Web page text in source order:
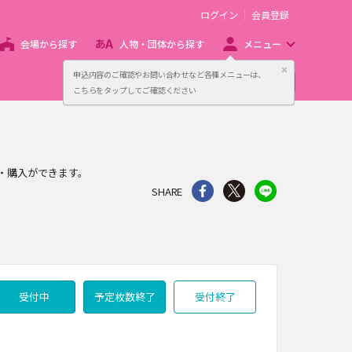
申込内容のご確認やお問い合わせなど各種メニューは、
こちらをタップしてご確認ください
閉じる
ログイン 会員登録
会場から探す 人物・団体から探す メニュー
主催者向け販売サービス
入ができます。
SHARE
シェア Twitter
受付中 予定枚数終了 受付終了